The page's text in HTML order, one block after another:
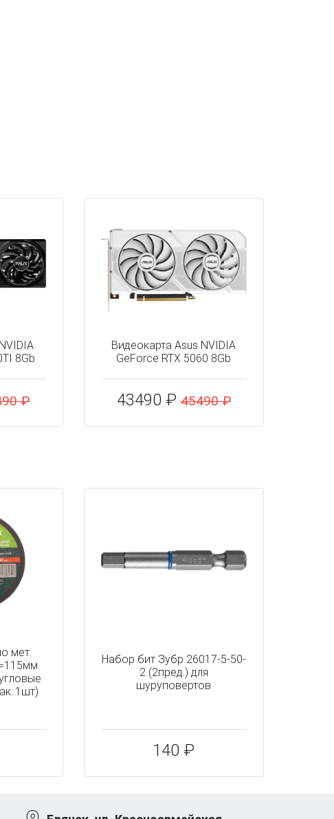
8Gb
₽
Видеокарта Asus NVIDIA
GeForce RTX 5060 8Gb
43490 ₽45490 ₽
мет.
Набор бит Зубр 26017-5-50-
2 (2пред.) для
шуруповертов
140 ₽